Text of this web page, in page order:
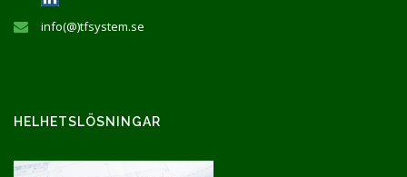
info(@)tfsystem.se
HELHETSLÖSNINGAR